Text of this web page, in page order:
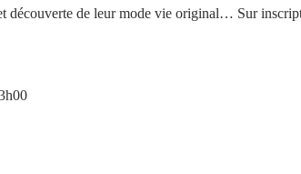
découverte de leur mode vie original… Sur